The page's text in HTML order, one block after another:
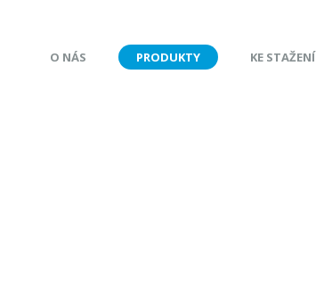
O NÁS PRODUKTY KE STAŽENÍ